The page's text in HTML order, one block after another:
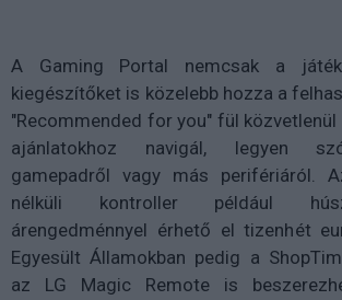
A Gaming Portal nemcsak a
kiegészítőket is közelebb hozza a
"Recommended for you" fül közvetlenül
ajánlatokhoz navigál, legyen
gamepadről vagy más perifériáról.
nélküli kontroller például
árengedménnyel érhető el tizenhét
Egyesült Államokban pedig a
az LG Magic Remote is